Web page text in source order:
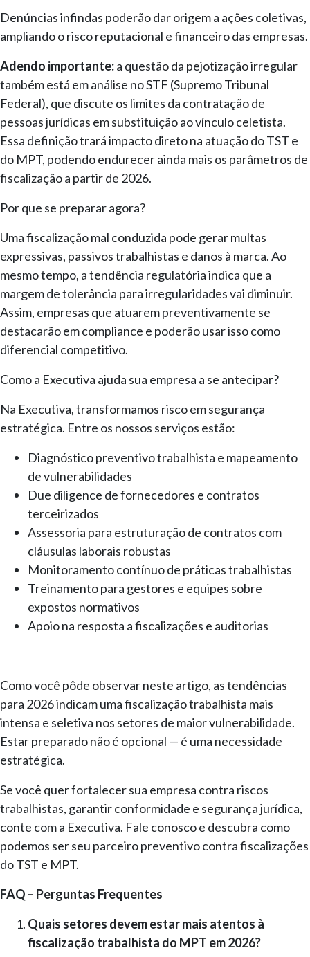
Denúncias infindas poderão dar origem a ações coletivas,
ampliando o risco reputacional e financeiro das empresas.
Adendo importante:a questão da pejotização irregular
também está em análise no STF (Supremo Tribunal
Federal), que discute os limites da contratação de
pessoas jurídicas em substituição ao vínculo celetista.
Essa definição trará impacto direto na atuação do TST e
do MPT, podendo endurecer ainda mais os parâmetros de
fiscalização a partir de 2026.
Por que se preparar agora?
Uma fiscalização mal conduzida pode gerar multas
expressivas, passivos trabalhistas e danos à marca. Ao
mesmo tempo, a tendência regulatória indica que a
margem de tolerância para irregularidades vai diminuir.
Assim, empresas que atuarem preventivamente se
destacarão em compliance e poderão usar isso como
diferencial competitivo.
Como a Executiva ajuda sua empresa a se antecipar?
Na Executiva, transformamos risco em segurança
estratégica. Entre os nossos serviços estão:
Diagnóstico preventivo trabalhista e mapeamento
de vulnerabilidades
Due diligence de fornecedores e contratos
terceirizados
Assessoria para estruturação de contratos com
cláusulas laborais robustas
Monitoramento contínuo de práticas trabalhistas
Treinamento para gestores e equipes sobre
expostos normativos
Apoio na resposta a fiscalizações e auditorias
Como você pôde observar neste artigo, as tendências
para 2026 indicam uma fiscalização trabalhista mais
intensa e seletiva nos setores de maior vulnerabilidade.
Estar preparado não é opcional — é uma necessidade
estratégica.
Se você quer fortalecer sua empresa contra riscos
trabalhistas, garantir conformidade e segurança jurídica,
conte com a Executiva. Fale conosco e descubra como
podemos ser seu parceiro preventivo contra fiscalizações
do TST e MPT.
FAQ – Perguntas Frequentes
Quais setores devem estar mais atentos à
fiscalização trabalhista do MPT em 2026?